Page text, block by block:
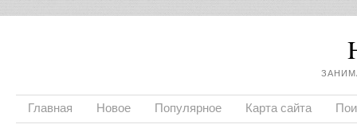
Главная Новое Популярное Карта сайта